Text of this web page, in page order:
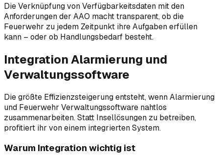
Die Verknüpfung von Verfügbarkeitsdaten mit den
Anforderungen der AAO macht transparent, ob die
Feuerwehr zu jedem Zeitpunkt ihre Aufgaben erfüllen
kann – oder ob Handlungsbedarf besteht.
Integration Alarmierung und
Verwaltungssoftware
Die größte Effizienzsteigerung entsteht, wenn Alarmierung
und Feuerwehr Verwaltungssoftware nahtlos
zusammenarbeiten. Statt Insellösungen zu betreiben,
profitiert ihr von einem integrierten System.
Warum Integration wichtig ist